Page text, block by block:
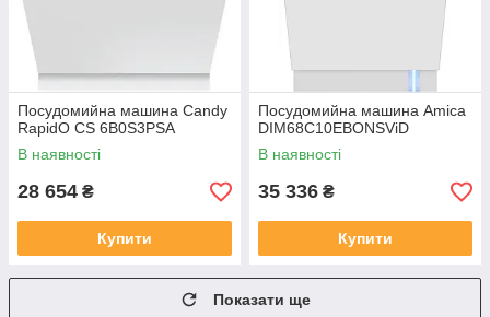
Посудомийна машина Candy
RapidO CS 6B0S3PSA
В наявності
28 654 ₴
Купити
Посудомийна машина Amica
DIM68C10EBONSViD
В наявності
35 336 ₴
Купити
Показати ще